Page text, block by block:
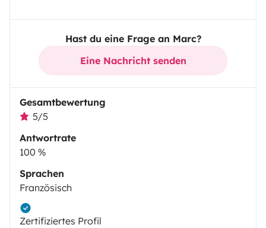
Hast du eine Frage an Marc?
Eine Nachricht senden
Gesamtbewertung
5/5
Antwortrate
100 %
Sprachen
Französisch
Zertifiziertes Profil